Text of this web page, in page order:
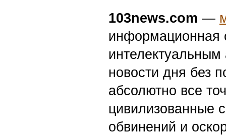
103news.com —
информационная
новости дня без
абсолютно все
цивилизованные
обвинений и